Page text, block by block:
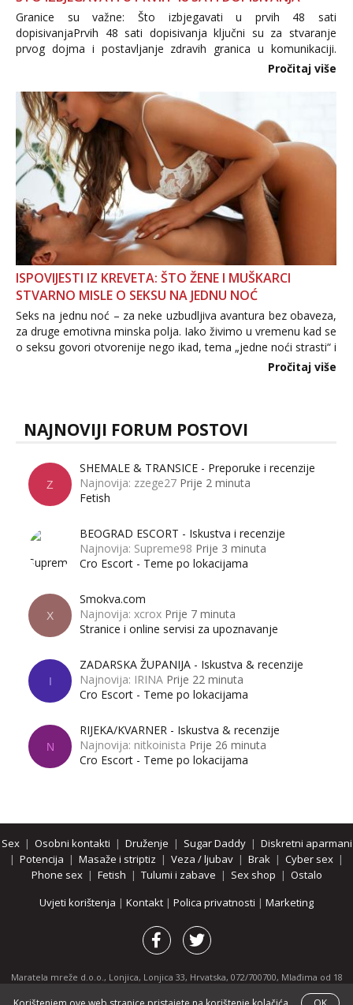
Granice su važne: Što izbjegavati u prvih 48 sati
dopisivanjaPrvih 48 sati dopisivanja ključni su za stvaranje
prvog dojma i postavljanje zdravih granica u komunikaciji.
Važno je izbjeći prebrzo otkrivanje osobnih ili intimnih
informacija, jer nepoznata osoba još nije zaslužila to
povjerenje. Takođe...
Pročitaj više
ISPOVIJESTI IZ KREVETA: ŠTO ŽENE I MUŠKARCI
STVARNO MISLE O SEKSU NA JEDNU NOĆ
Seks na jednu noć – za neke uzbudljiva avantura bez obaveza,
za druge emotivna minska polja. Iako živimo u vremenu kad se
o seksu govori otvorenije nego ikad, tema „jedne noći strasti“ i
dalje izaziva burne rasprave. Što zapravo misle žene, a što
Pročitaj više
NAJNOVIJI FORUM POSTOVI
Z
SHEMALE & TRANSICE - Preporuke i recenzije
Najnovija: zzege27 Prije 2 minuta
Fetish
BEOGRAD ESCORT - Iskustva i recenzije
Najnovija: Supreme98 Prije 3 minuta
Cro Escort - Teme po lokacijama
X
Smokva.com
Najnovija: xcrox Prije 7 minuta
Stranice i online servisi za upoznavanje
I
ZADARSKA ŽUPANIJA - Iskustva & recenzije
Najnovija: IRINA Prije 22 minuta
Cro Escort - Teme po lokacijama
N
RIJEKA/KVARNER - Iskustva & recenzije
Najnovija: nitkoinista Prije 26 minuta
Cro Escort - Teme po lokacijama
Sex| Osobni kontakti | Druženje | Sugar Daddy| Diskretni aparmani
| Potencija | Masaže i striptiz | Veza / ljubav | Brak | Cyber sex |
Phone sex| Fetish | Tulumi i zabave | Sex shop | Ostalo
Uvjeti korištenja | Kontakt | Polica privatnosti | Marketing
Maratela mreže d.o.o., Lonjica, Lonjica 33, Hrvatska, 072/700700, Mlađima od 18
godina zabranjeno je pregledavanje stranice i svih njenih dijelova.